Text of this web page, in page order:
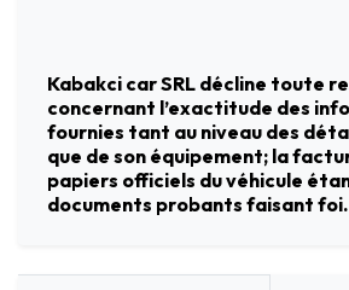
Kabakci car SRL décline toute
concernant l’exactitude des
fournies tant au niveau des
que de son équipement; la
papiers officiels du véhicule
documents probants faisant foi.